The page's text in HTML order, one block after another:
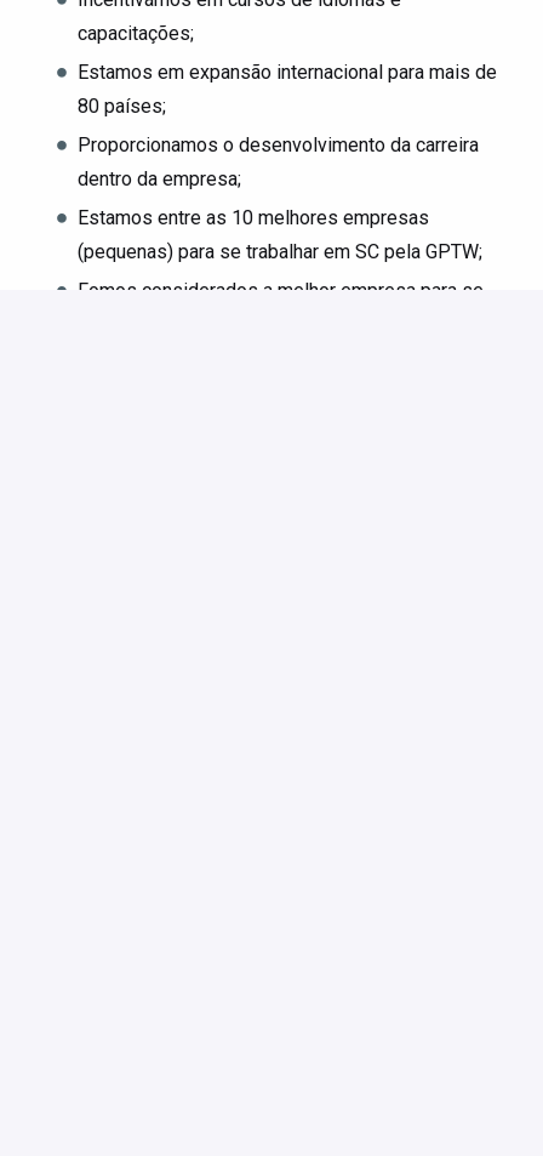
capacitações;
Estamos em expansão internacional para mais de
80 países;
Proporcionamos o desenvolvimento da carreira
dentro da empresa;
Estamos entre as 10 melhores empresas
(pequenas) para se trabalhar em SC pela GPTW;
Fomos considerados a melhor empresa para se